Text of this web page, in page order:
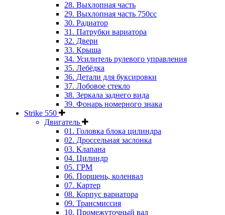
28. Выхлопная часть
29. Выхлопная часть 750cc
30. Радиатор
31. Патрубки вариатора
32. Двери
33. Крыша
34. Усилитель рулевого управления
35. Лебёдка
36. Детали для буксировки
37. Лобовое стекло
38. Зеркала заднего вида
39. Фонарь номерного знака
Strike 550
Двигатель
01. Головка блока цилиндра
02. Дроссельная заслонка
03. Клапана
04. Цилиндр
05. ГРМ
06. Поршень, коленвал
07. Картер
08. Корпус вариатора
09. Трансмиссия
10. Промежуточный вал